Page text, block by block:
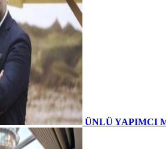
ÜNLÜ YAPIMCI